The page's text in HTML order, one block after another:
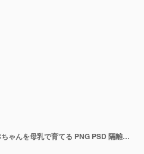
若い美しい母がソファに赤ちゃんを母乳で育てる PNG PSD 隔離された透明な背景